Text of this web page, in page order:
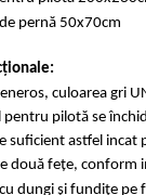
Dublu
pernă 50x70cm
culoarea gri
pentru pilotă se
suficient astfel incat
două fețe, conform
dungi și fundițe pe